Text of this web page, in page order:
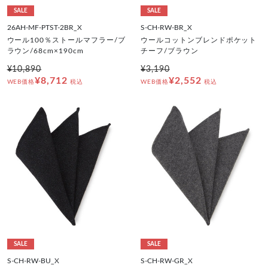
SALE
26AH-MF-PTST-2BR_X
ウール100％ストールマフラー/ブ
ラウン/68cm×190cm
¥10,890
WEB価格¥8,712 税込
SALE
S-CH-RW-BR_X
ウールコットンブレンドポケット
チーフ/ブラウン
¥3,190
WEB価格¥2,552 税込
SALE
S-CH-RW-BU_X
SALE
S-CH-RW-GR_X